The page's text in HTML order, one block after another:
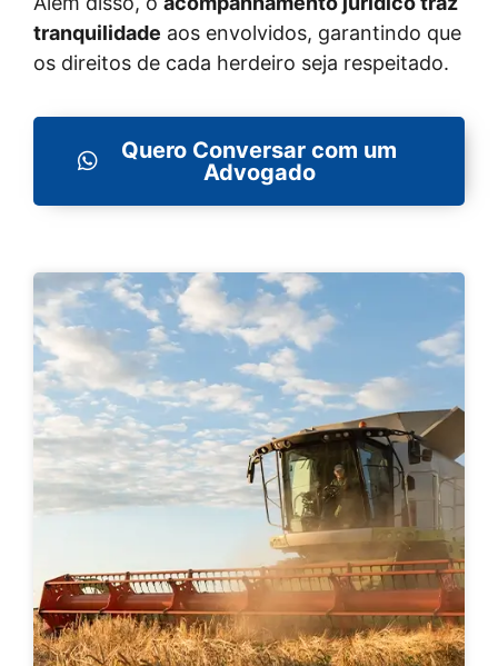
tranquilidade aos envolvidos, garantindo que
os direitos de cada herdeiro seja respeitado.
Quero Conversar com um
Advogado